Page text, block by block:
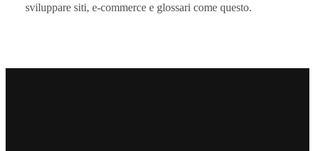
sviluppare siti, e-commerce e glossari come questo.